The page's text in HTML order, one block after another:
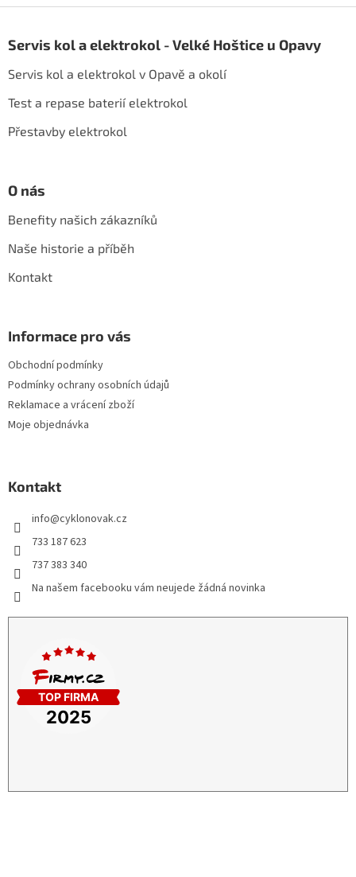
pServis kol a elektrokol - Velké Hoštice u Opavy
Servis kol a elektrokol v Opavě a okolí
Test a repase baterií elektrokol
Přestavby elektrokol
O nás
Benefity našich zákazníků
Naše historie a příběh
Kontakt
Informace pro vás
Obchodní podmínky
Podmínky ochrany osobních údajů
Reklamace a vrácení zboží
Moje objednávka
Kontakt
info@cyklonovak.cz
733 187 623
737 383 340
Na našem facebooku vám neujede žádná novinka